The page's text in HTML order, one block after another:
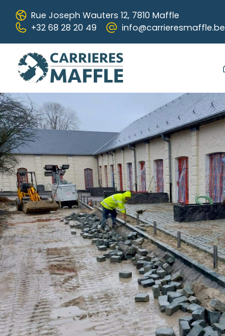
Passer au contenu principal
Rue Joseph Wauters 12, 7810 Maffle
+32 68 28 20 49
info@carrieresmaffle.be